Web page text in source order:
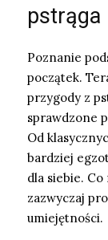
pstrąga
Poznanie
początek.
przygody z
sprawdzone
Od
bardziej
dla siebie.
zazwyczaj
umiejętności.